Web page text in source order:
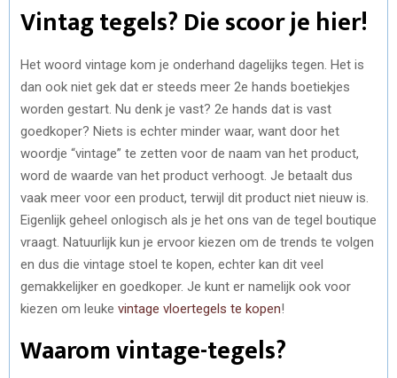
Vintag tegels? Die scoor je hier!
Het woord vintage kom je onderhand dagelijks tegen. Het is
dan ook niet gek dat er steeds meer 2e hands boetiekjes
worden gestart. Nu denk je vast? 2e hands dat is vast
goedkoper? Niets is echter minder waar, want door het
woordje “vintage” te zetten voor de naam van het product,
word de waarde van het product verhoogt. Je betaalt dus
vaak meer voor een product, terwijl dit product niet nieuw is.
Eigenlijk geheel onlogisch als je het ons van de tegel boutique
vraagt. Natuurlijk kun je ervoor kiezen om de trends te volgen
en dus die vintage stoel te kopen, echter kan dit veel
gemakkelijker en goedkoper. Je kunt er namelijk ook voor
kiezen om leuke vintage vloertegels te kopen!
Waarom vintage-tegels?